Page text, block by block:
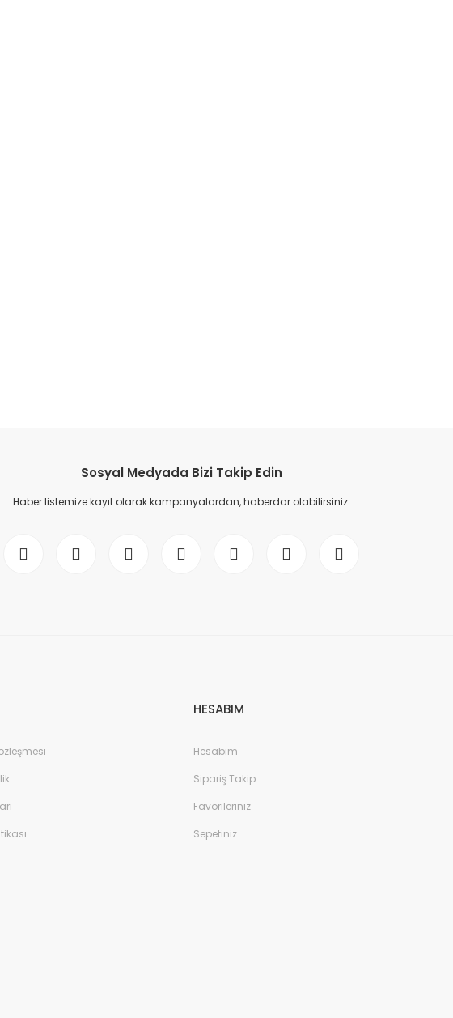
Sosyal Medyada Bizi Takip Edin
Haber listemize kayıt olarak kampanyalardan, haberdar olabilirsiniz.
HESABIM
Hesabım
Sipariş Takip
Favorileriniz
Sepetiniz